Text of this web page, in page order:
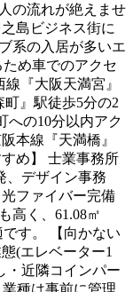
の流れが絶えませ
島ビジネス街に
系の入居が多いエ
め車でのアクセ
『大阪天満宮』
』駅徒歩5分の2
への10分以内アク
本線『天満橋』
め】 士業事務所
、デザイン事務
ファイバー完備
高く、61.08㎡
す。 【向かない
(エレベーター1
・近隣コインパー
種は事前に管理